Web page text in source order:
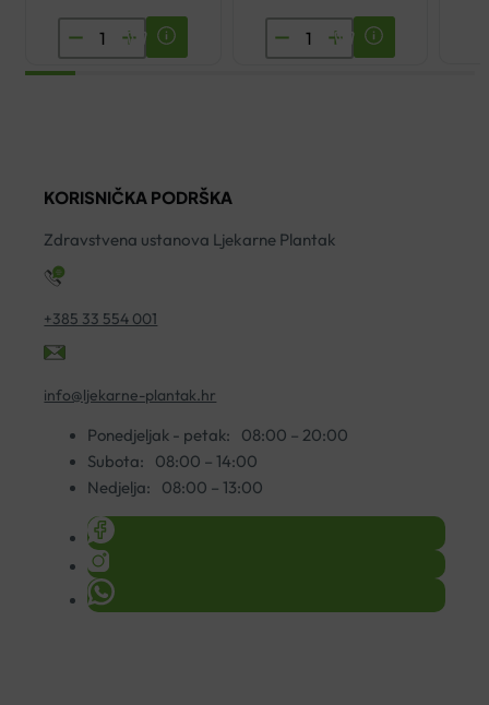
SKINTEGRA
LUMION
A-
DERMA
količina
KORISNIČKA PODRŠKA
Zdravstvena ustanova Ljekarne Plantak
+385 33 554 001
info@ljekarne-plantak.hr
Ponedjeljak - petak:
08:00 – 20:00
Subota:
08:00 – 14:00
Nedjelja:
08:00 – 13:00